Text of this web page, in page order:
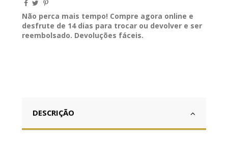
Não perca mais tempo! Compre agora online e
desfrute de 14 dias para trocar ou devolver e ser
reembolsado. Devoluções fáceis.
DESCRIÇÃO